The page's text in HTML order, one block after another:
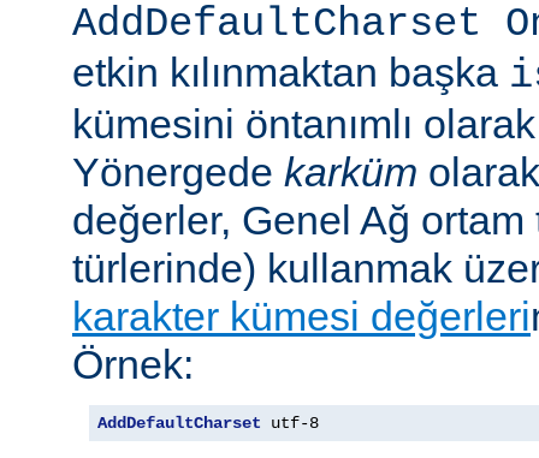
AddDefaultCharset
etkin kılınmaktan başka
kümesini öntanımlı
Yönergede karküm
değerler, Genel Ağ
türlerinde) kullanmak
karakter kümesi değerleri
Örnek:
AddDefaultCharset utf-8